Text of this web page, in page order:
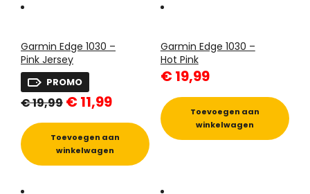
Garmin Edge 1030 –
Pink Jersey
PROMO
€19,99 Oorspronkelijke
prijs
was:
€ 19,99.
€11,99Huidige
is:
€ 11,99.
Toevoegen aan
winkelwagen
Garmin Edge 1030 –
Hot Pink
€19,99
Toevoegen aan
winkelwagen